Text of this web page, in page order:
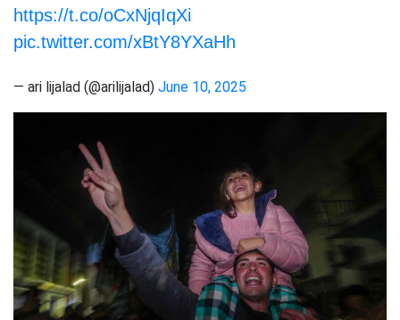
https://t.co/oCxNjqIqXi
pic.twitter.com/xBtY8YXaHh
— ari lijalad (@arilijalad) June 10, 2025